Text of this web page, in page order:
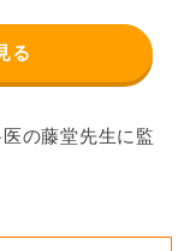
る
の藤堂先生に監